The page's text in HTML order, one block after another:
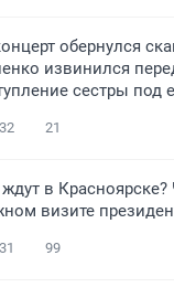
обернулся
извинился
сестры под
21
в Красноярске?
визите
99